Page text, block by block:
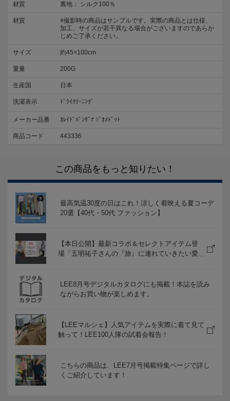
材質 裏地： シルク100％
材質
※撮影時の商品はサンプルです。実際の商品とは仕様、
加工、サイズが若干異なる場合がございますのであらか
じめご了承ください。
サイズ 約45×100cm
重量 200G
生産国 日本
洗濯表示 ﾄﾞﾗｲｸﾘｰﾆﾝｸﾞ
メーカー品番 ｶﾚｲﾄﾞﾊﾞﾝﾀﾞﾅ ｼﾞｵﾒﾄﾞｯﾄ
商品コード 443336
この商品をもっと知りたい！
最高気温30度の日はこれ！涼しく着映える夏コーデ
20選【40代・50代 ファッション】
【本日公開】最新コラボ＆セレクトアイテム登
場「五明祐子さんの『旅』に連れていきたい愛
LEE8月号デジタルカタログにも掲載！本誌を読み
ながらお買い物が楽しめます。
【LEEマルシェ】人気アイテムを実際に着て見て
触って！LEE100人隊の試着会報告！
こちらの商品は、LEE7月号掲載特集ページで詳し
くご紹介しています！